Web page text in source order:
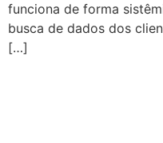
funciona de forma
busca de dados dos
[…]